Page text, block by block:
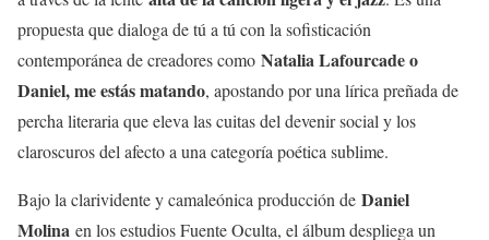
propuesta que dialoga de tú a tú con la sofisticación
contemporánea de creadores como Natalia Lafourcade o
Daniel, me estás matando, apostando por una lírica preñada de
percha literaria que eleva las cuitas del devenir social y los
claroscuros del afecto a una categoría poética sublime.
Bajo la clarividente y camaleónica producción de Daniel
Molina en los estudios Fuente Oculta, el álbum despliega un